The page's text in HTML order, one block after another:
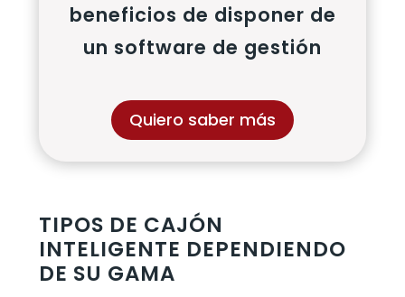
beneficios de disponer de
un software de gestión
Quiero saber más
TIPOS DE CAJÓN
INTELIGENTE DEPENDIENDO
DE SU GAMA